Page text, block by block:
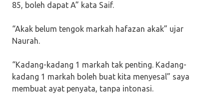
85, boleh dapat A” kata Saif.
“Akak belum tengok markah hafazan akak” ujar
Naurah.
“Kadang-kadang 1 markah tak penting. Kadang-
kadang 1 markah boleh buat kita menyesal” saya
membuat ayat penyata, tanpa intonasi.